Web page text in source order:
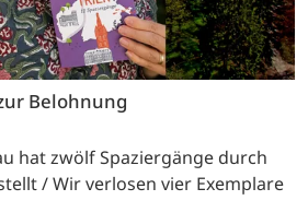
Belohnung
hat zwölf Spaziergänge durch
/ Wir verlosen vier Exemplare